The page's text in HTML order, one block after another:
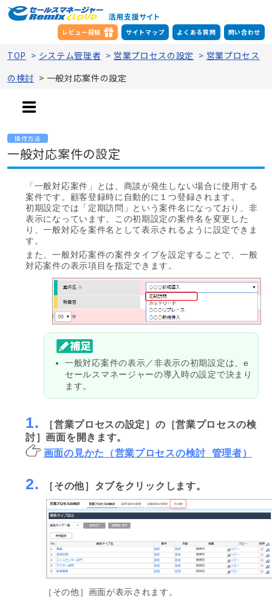
レビュー投稿 サイトマップ よくある質問 問い合わせ
TOP > システム管理者 > 営業プロセスの設定 > 営業プロセス
の検討 > 一般対応案件の設定
操作方法
一般対応案件の設定
「一般対応案件」とは、商談が発生しない場合に使用する
案件です。顧客登録時に自動的に１つ登録されます。
初期設定では「定期訪問」という案件名になっており、非
表示になっています。この初期設定の案件名を変更した
り、一般対応を案件名として表示されるように設定できま
す。
また、一般対応案件の案件タイプを設定することで、一般
対応案件の表示項目を指定できます。
一般対応案件の表示／非表示の初期設定は、e
セールスマネージャーの導入時の設定で決まり
ます。
1.
［営業プロセスの設定］の［営業プロセスの検
討］画面を開きます。
画面の見かた（営業プロセスの検討_管理者）
2. ［その他］タブをクリックします。
［その他］画面が表示されます。